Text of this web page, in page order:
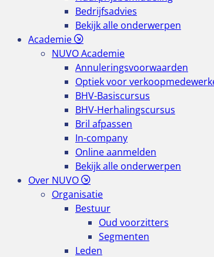
Bedrijfsadvies
Bekijk alle onderwerpen
Academie
NUVO Academie
Annuleringsvoorwaarden
Optiek voor
BHV-Basiscursus
BHV-Herhalingscursus
Bril afpassen
In-company
Online aanmelden
Bekijk alle onderwerpen
Over NUVO
Organisatie
Bestuur
Oud voorzitters
Segmenten
Leden